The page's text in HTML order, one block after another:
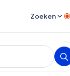
Zoeken